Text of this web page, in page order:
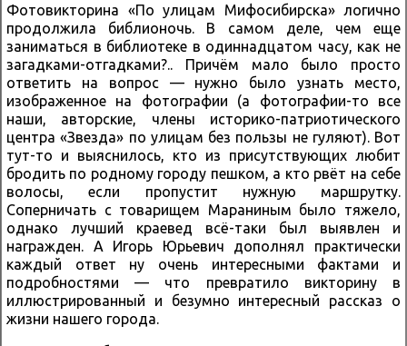
Фотовикторина «По улицам Мифосибирска» логично
продолжила библионочь. В самом деле, чем еще
заниматься в библиотеке в одиннадцатом часу, как не
загадками-отгадками?.. Причём мало было просто
ответить на вопрос — нужно было узнать место,
изображенное на фотографии (а фотографии-то все
наши, авторские, члены историко-патриотического
центра «Звезда» по улицам без пользы не гуляют). Вот
тут-то и выяснилось, кто из присутствующих любит
бродить по родному городу пешком, а кто рвёт на себе
волосы, если пропустит нужную маршрутку.
Соперничать с товарищем Мараниным было тяжело,
однако лучший краевед всё-таки был выявлен и
награжден. А Игорь Юрьевич дополнял практически
каждый ответ ну очень интересными фактами и
подробностями — что превратило викторину в
иллюстрированный и безумно интересный рассказ о
жизни нашего города.